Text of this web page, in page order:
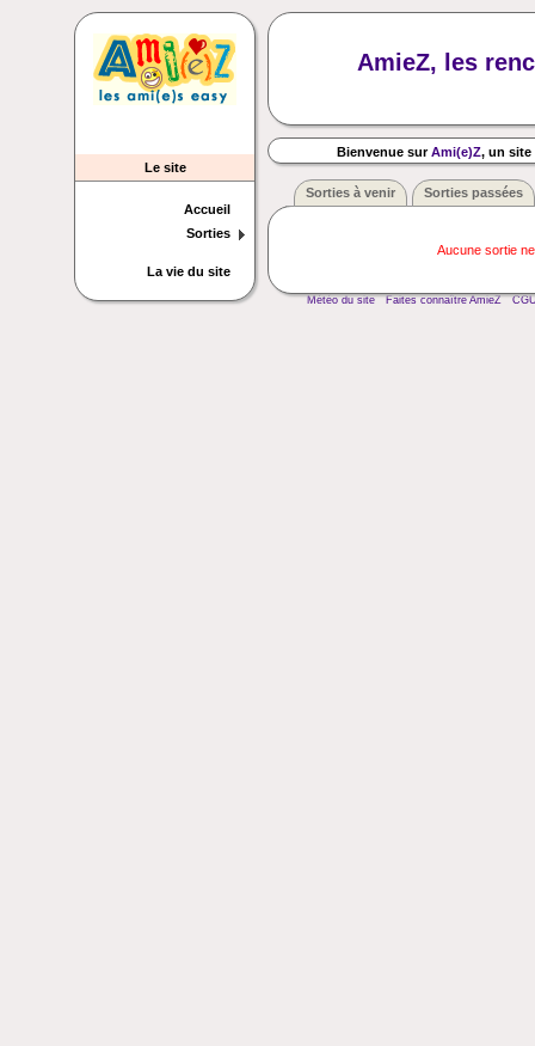
Le site
Accueil
Sorties
La vie du site
AmieZ, les
Bienvenue surAmi(e)Z, un site
Sorties à venir Sorties passées
Aucune sortie
Météo du site Faites connaître AmieZ